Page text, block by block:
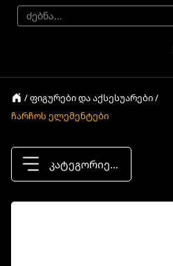
/ ფიგურები და აქსესუარები /
ჩარჩოს ელემენტები
კატეგორიები